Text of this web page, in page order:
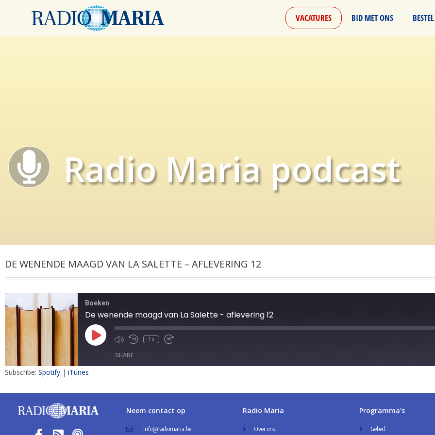
VACATURES BID MET ONS BESTEL
Radio Maria podcast
DE WENENDE MAAGD VAN LA SALETTE – AFLEVERING 12
Boeken
De wenende maagd van La Salette - aflevering 12
1x
SHARE
LINK
Subscribe: Spotify | iTunes
Neem contact op
info@radiomaria.be
Radio Maria
Over ons
Programma's
Gebed